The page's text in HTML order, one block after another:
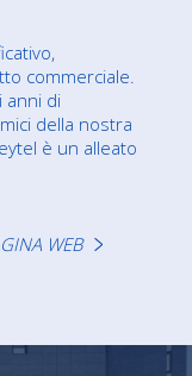
commerciale.
anni di
della nostra
è un alleato
WEB